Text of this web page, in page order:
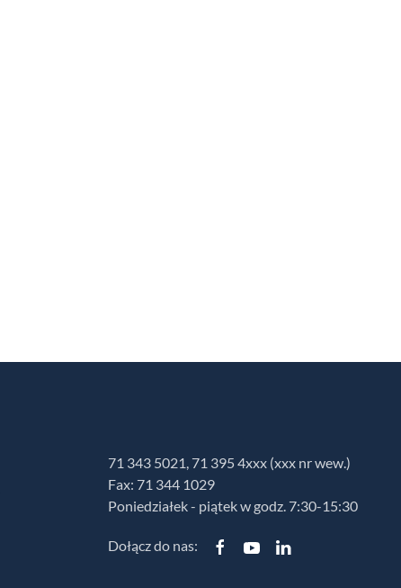
71 343 5021, 71 395 4xxx (xxx nr wew.)
Fax: 71 344 1029
Poniedziałek - piątek w godz. 7:30-15:30
Dołącz do nas: